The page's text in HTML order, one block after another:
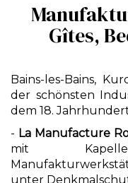
Gîtes,
Bains-les-Bains,
der schönsten
dem 18.
- La Manufacture
mit Kapelle,
unter